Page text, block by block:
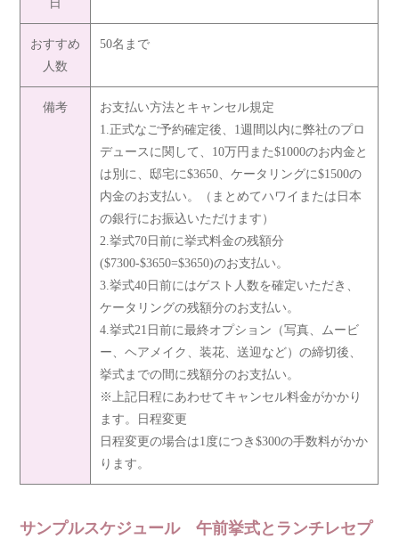
日
おすすめ
人数
50名まで
備考
お支払い方法とキャンセル規定
1.正式なご予約確定後、1週間以内に弊社のプロ
デュースに関して、10万円また$1000のお内金と
は別に、邸宅に$3650、ケータリングに$1500の
内金のお支払い。（まとめてハワイまたは日本
の銀行にお振込いただけます）
2.挙式70日前に挙式料金の残額分
($7300-$3650=$3650)のお支払い。
3.挙式40日前にはゲスト人数を確定いただき、
ケータリングの残額分のお支払い。
4.挙式21日前に最終オプション（写真、ムービ
ー、ヘアメイク、装花、送迎など）の締切後、
挙式までの間に残額分のお支払い。
※上記日程にあわせてキャンセル料金がかかり
ます。日程変更
日程変更の場合は1度につき$300の手数料がかか
ります。
サンプルスケジュール 午前挙式とランチレセプ